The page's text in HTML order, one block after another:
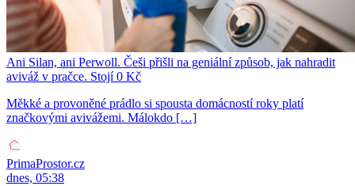
Ani Silan, ani Perwoll. Češi přišli na geniální způsob, jak nahradit
aviváž v pračce. Stojí 0 Kč
Měkké a provoněné prádlo si spousta domácností roky platí
značkovými avivážemi. Málokdo […]
PrimaProstor.cz
dnes, 05:38